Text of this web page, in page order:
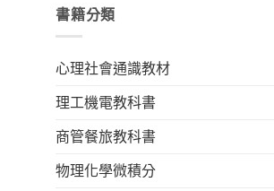
鍵
書籍分類
心理社會通識教材
理工機電教科書
商管餐旅教科書
物理化學微積分